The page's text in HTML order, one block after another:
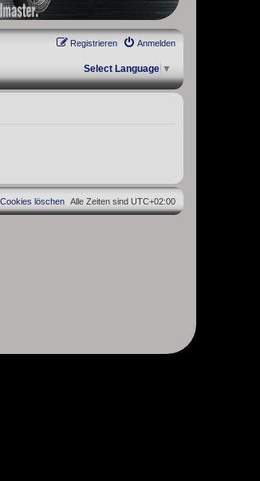
Anmelden
Registrieren
Select Language ▼
Alle Zeiten sind UTC+02:00
löschen